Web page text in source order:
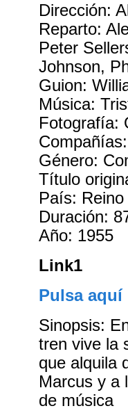
Dirección:
Reparto:
Peter
Johnson,
Guion:
Música:
Fotografía:
Género:
Título
País: Reino
Duración:
Año: 1955
Link1
Pulsa aquí
Sinopsis:
tren vive la
que alquila
Marcus y a
de música